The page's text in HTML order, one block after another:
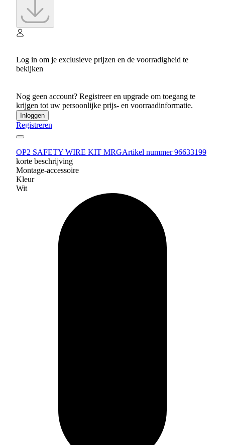
Log in om je exclusieve prijzen en de voorradigheid te
bekijken
Nog geen account? Registreer en upgrade om toegang te
krijgen tot uw persoonlijke prijs- en voorraadinformatie.
Inloggen
Registreren
OP2 SAFETY WIRE KIT MRGArtikel nummer 96633199
korte beschrijving
Montage-accessoire
Kleur
Wit